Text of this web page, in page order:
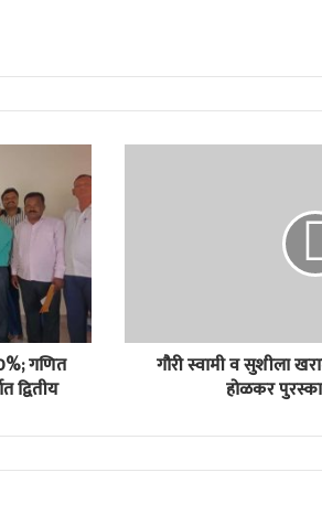
गणित
द्वितीय
गौरी स्वामी व सुशीला
होळकर